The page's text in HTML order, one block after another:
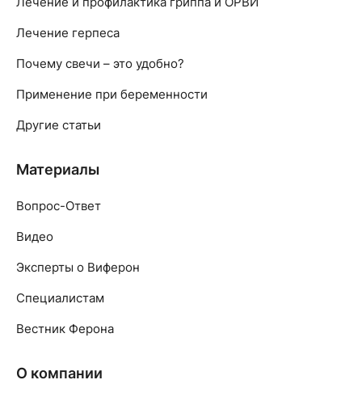
Лечение герпеса
Почему свечи – это удобно?
Применение при беременности
Другие статьи
Материалы
Вопрос-Ответ
Видео
Эксперты о Виферон
Специалистам
Вестник Ферона
О компании